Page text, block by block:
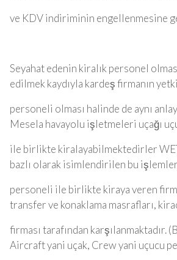
ve KDV indiriminin engellenmesine
Seyahat edenin kiralık personel
edilmek kaydıyla kardeş firmanın
personeli olması halinde de aynı
Mesela havayolu işletmeleri uçağı
ile birlikte kiralayabilmektedirler
bazlı olarak isimlendirilen bu
personeli ile birlikte kiraya veren
transfer ve konaklama masrafları,
firması tarafından karşılanmaktadır.
Aircraft yani uçak, Crew yani uçucu